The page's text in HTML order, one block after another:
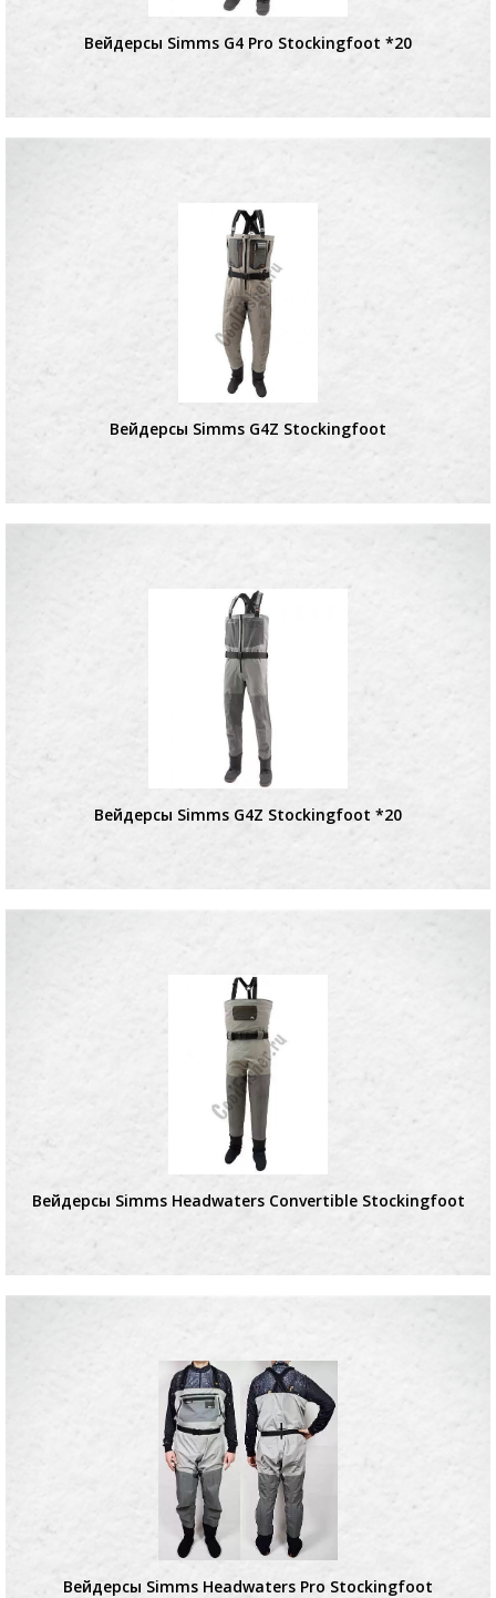
Вейдерсы Simms G4 Pro Stockingfoot *20
Вейдерсы Simms G4Z Stockingfoot
Вейдерсы Simms G4Z Stockingfoot *20
Вейдерсы Simms Headwaters Convertible Stockingfoot
Вейдерсы Simms Headwaters Pro Stockingfoot